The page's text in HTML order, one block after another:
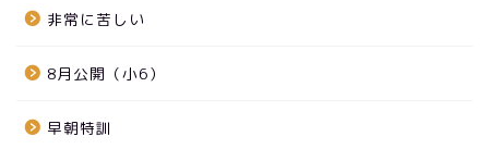
非常に苦しい
8月公開（小6）
早朝特訓